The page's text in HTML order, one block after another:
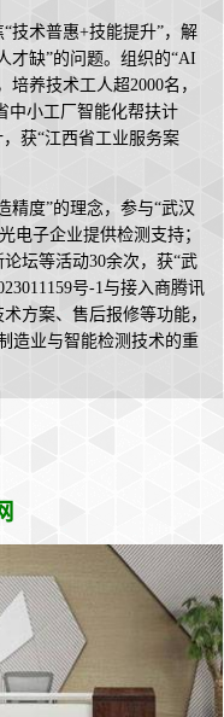
技术普惠+技能提升”，解
才缺”的问题。组织的“AI
养技术工人超2000名，
中小工厂智能化帮扶计
获“江西省工业服务案
精度”的理念，参与“武汉
电子企业提供检测支持；
坛等活动30余次，获“武
号-1与接入商腾讯
方案、售后报修等功能，
造业与智能检测技术的重